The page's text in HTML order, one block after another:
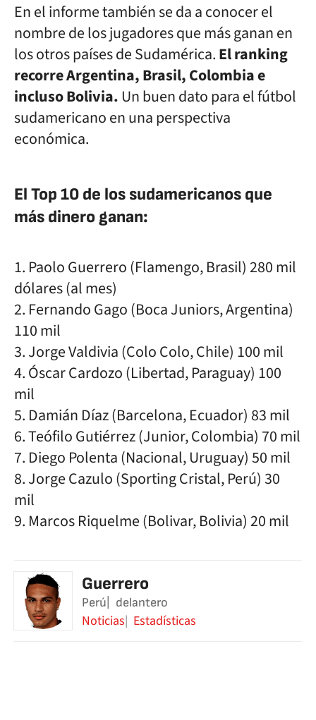
En el informe también se da a conocer el
nombre de los jugadores que más ganan en
los otros países de Sudamérica.El ranking
recorre Argentina, Brasil, Colombia e
incluso Bolivia. Un buen dato para el fútbol
sudamericano en una perspectiva
económica.
El Top 10 de los sudamericanos que
más dinero ganan:
1. Paolo Guerrero (Flamengo, Brasil) 280 mil
dólares (al mes)
2. Fernando Gago (Boca Juniors, Argentina)
110 mil
3. Jorge Valdivia (Colo Colo, Chile) 100 mil
4. Óscar Cardozo (Libertad, Paraguay) 100
mil
5. Damián Díaz (Barcelona, Ecuador) 83 mil
6. Teófilo Gutiérrez (Junior, Colombia) 70 mil
7. Diego Polenta (Nacional, Uruguay) 50 mil
8. Jorge Cazulo (Sporting Cristal, Perú) 30
mil
9. Marcos Riquelme (Bolivar, Bolivia) 20 mil
Guerrero
Perú delantero
Noticias Estadísticas